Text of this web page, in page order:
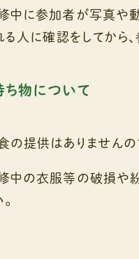
中に参加者が写真や
る人に確認をしてから
ち物について
の提供はありませんの
中の衣服等の破損や